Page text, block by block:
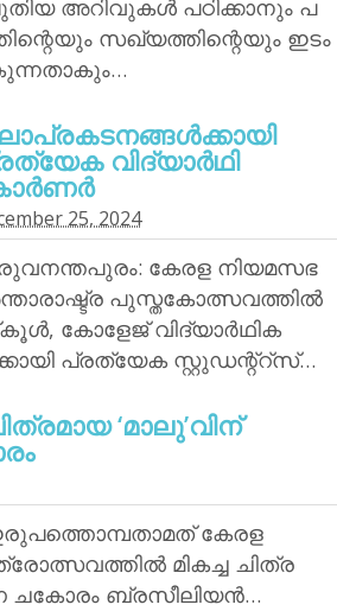
അറിവുകള്‍ പഠിക്കാനും പ
സഖ്യത്തിന്റെയും ഇടം
വിദ്യാര്‍ഥി
25, 2024
കേരള നിയമസഭ
പുസ്തകോത്സവത്തില്‍
കോളേജ് വിദ്യാര്‍ഥിക
പ്രത്യേക സ്റ്റുഡന്റ്‌റ്‌സ്…
‘മാലു’വിന്
കേരള
മികച്ച ചിത്ര
ബ്രസീലിയന്‍…